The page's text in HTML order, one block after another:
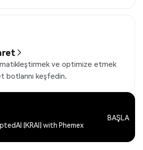
ve optimize etmek
botlarını keşfedin.
(KRAI) with Phemex
BAŞLA